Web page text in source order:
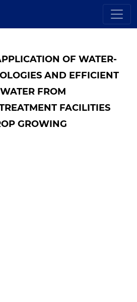
OF WATER-
AND EFFICIENT
FROM
FACILITIES
GROWING